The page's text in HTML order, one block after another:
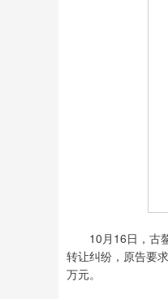
10月16日，古鳌
转让纠纷，原告要
万元。